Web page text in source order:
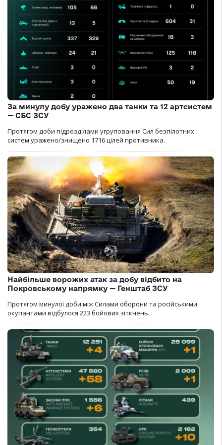
За минулу добу уражено два танки та 12 артсистем
— СБС ЗСУ
Протягом доби підрозділами угруповання Сил безпілотних
систем уражено/знищено 1716 цілей противника.
Найбільше ворожих атак за добу відбито на
Покровському напрямку — Генштаб ЗСУ
Протягом минулої доби між Силами оборони та російськими
окупантами відбулося 223 бойових зіткнень.